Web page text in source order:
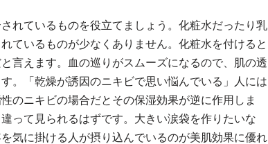
れているものを役立てましょう。化粧水だったり乳
ているものが少なくありません。化粧水を付けると
言えます。血の巡りがスムーズになるので、肌の透
。「乾燥が誘因のニキビで思い悩んでいる」人には
のニキビの場合だとその保湿効果が逆に作用しま
って見られるはずです。大きい涙袋を作りたいな
気に掛ける人が摂り込んでいるのが美肌効果に優れ